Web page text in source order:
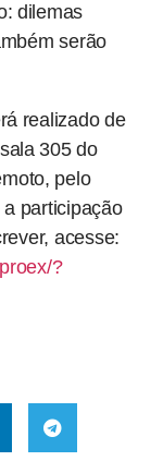
dilemas
serão
realizado de
305 do
pelo
participação
acesse:
?